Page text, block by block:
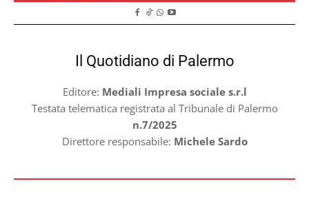
Il Quotidiano di Palermo
Editore: Mediali Impresa sociale s.r.l
Testata telematica registrata al Tribunale di Palermo
n.7/2025
Direttore responsabile: Michele Sardo